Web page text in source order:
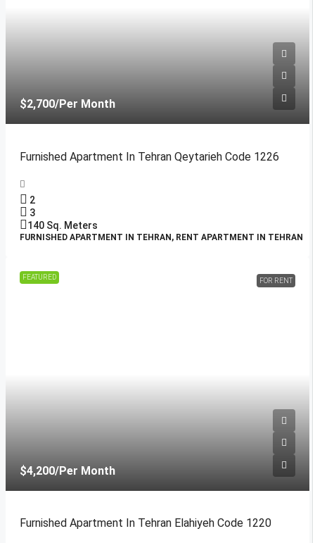
$2,700/Per Month
Furnished Apartment In Tehran Qeytarieh Code 1226
2
3
140 Sq. Meters
FURNISHED APARTMENT IN TEHRAN, RENT APARTMENT IN TEHRAN
FEATURED FOR RENT
$4,200/Per Month
Furnished Apartment In Tehran Elahiyeh Code 1220